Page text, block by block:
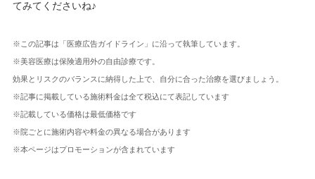
てみてくださいね♪
※この記事は「医療広告ガイドライン」に沿って執筆しています。
※美容医療は保険適用外の自由診療です。
効果とリスクのバランスに納得した上で、自分に合った治療を選びましょう。
※記事に掲載している施術料金は全て税込にて表記しています
※記載している価格は最低価格です
※院ごとに施術内容や料金の異なる場合があります
※本ページはプロモーションが含まれています